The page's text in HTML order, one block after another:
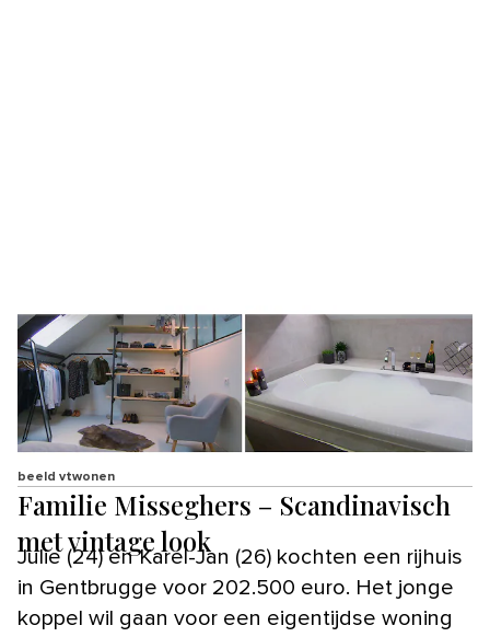
beeld vtwonen
Familie Misseghers – Scandinavisch
met vintage look
Julie (24) en Karel-Jan (26) kochten een rijhuis
in Gentbrugge voor 202.500 euro. Het jonge
koppel wil gaan voor een eigentijdse woning